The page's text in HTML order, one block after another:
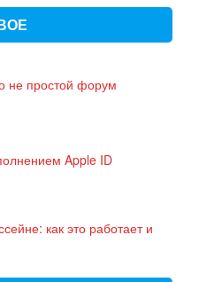
не простой форум
Apple ID
как это работает и